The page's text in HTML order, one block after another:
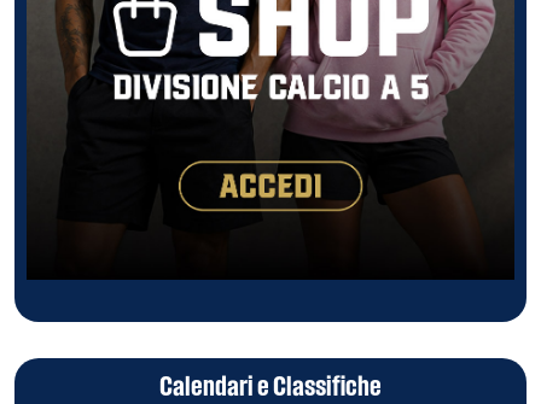
Calendari e Classifiche